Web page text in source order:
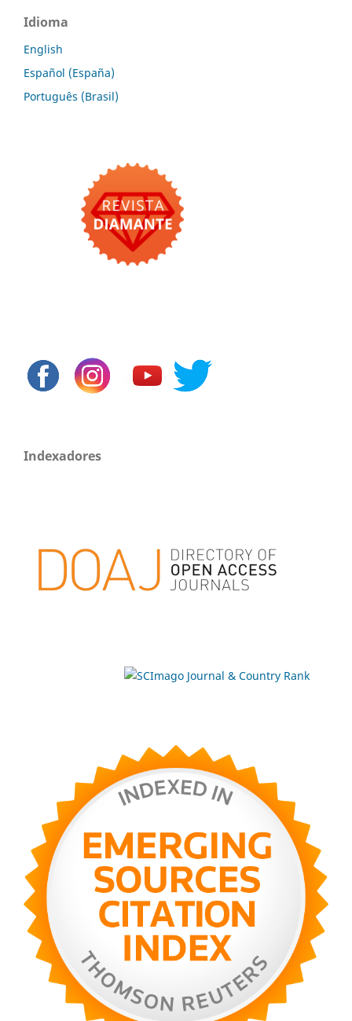
Idioma
English
Español (España)
Português (Brasil)
Indexadores